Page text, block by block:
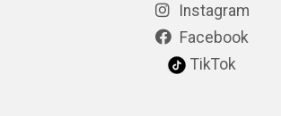
Instagram
Facebook
TikTok